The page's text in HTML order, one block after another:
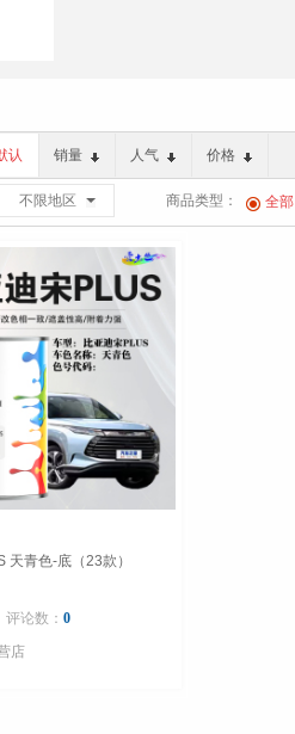
认 销量 人气 价格
不限地区 商品类型： 全部
天青色-底（23款）
评论数： 0
店